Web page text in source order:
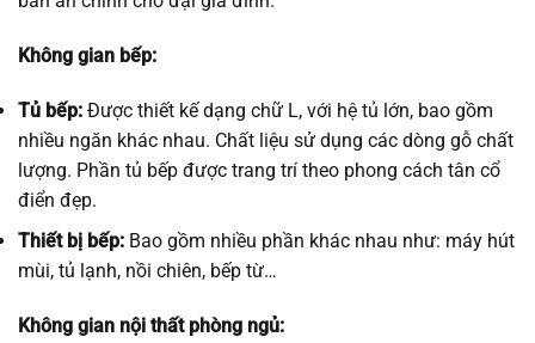
Không gian bếp:
Tủ bếp: Được thiết kế dạng chữ L, với hệ tủ lớn, bao gồm
nhiều ngăn khác nhau. Chất liệu sử dụng các dòng gỗ chất
lượng. Phần tủ bếp được trang trí theo phong cách tân cổ
điển đẹp.
Thiết bị bếp: Bao gồm nhiều phần khác nhau như: máy hút
mùi, tủ lạnh, nồi chiên, bếp từ…
Không gian nội thất phòng ngủ: